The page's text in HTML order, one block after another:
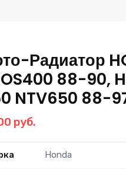
Радиатор
88-90,
NTV650 88-
руб.
Honda